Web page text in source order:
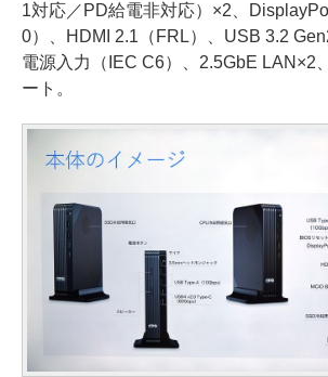
1対応／PD給電非対応）×2、
0）、HDMI 2.1（FRL）、USB 3.2
電源入力（IEC C6）、2.5GbE LAN×2
ート。